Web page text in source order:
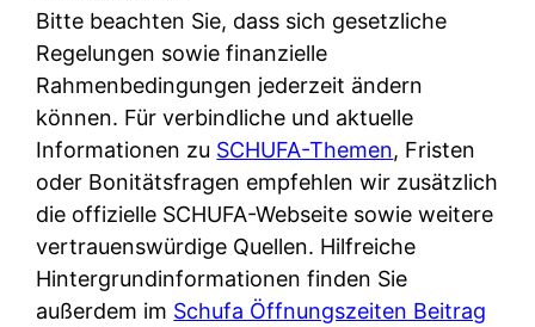
t
e
n
M
I
R
?
o
u
w
i
r
i
v
a
t
e
n
K
ü
c
Bitte beachten Sie, dass sich gesetzliche
Regelungen sowie finanzielle
Rahmenbedingungen jederzeit ändern
können. Für verbindliche und aktuelle
Informationen zu SCHUFA-Themen, Fristen
oder Bonitätsfragen empfehlen wir zusätzlich
die offizielle SCHUFA-Webseite sowie weitere
vertrauenswürdige Quellen. Hilfreiche
Hintergrundinformationen finden Sie
außerdem im Schufa Öffnungszeiten Beitrag